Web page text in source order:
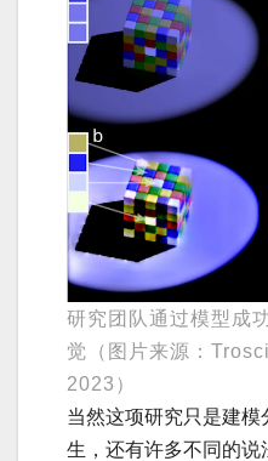
研究团队通过模型成
觉（图片来源：
2023）
当然这项研究只是建
生，还有许多不同的说